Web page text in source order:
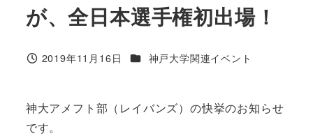
が、全日本選手権初出場！
2019年11月16日 神戸大学関連イベント
神大アメフト部（レイバンズ）の快挙のお知らせ
です。